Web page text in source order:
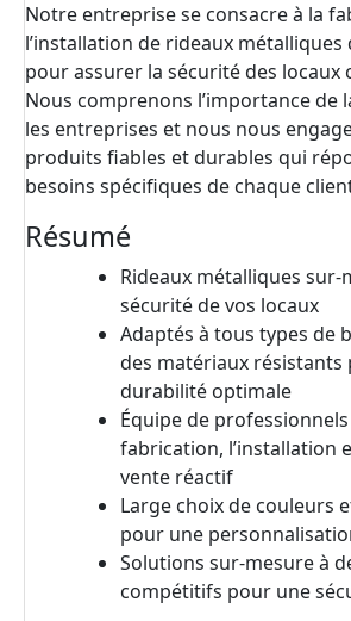
Notre entreprise se consacre à la
l’installation de rideaux
pour assurer la sécurité des locaux
Nous comprenons l’importance de
les entreprises et nous nous
produits fiables et durables qui
besoins spécifiques de chaque
Résumé
Rideaux métalliques
sécurité de vos locaux
Adaptés à tous types de
des matériaux résistants
durabilité optimale
Équipe de
fabrication, l’installation
vente réactif
Large choix de couleurs
pour une
Solutions sur-mesure à
compétitifs pour une